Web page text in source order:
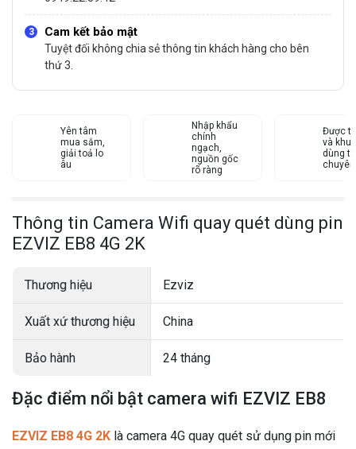
Cam kết bảo mật
Tuyệt đối không chia sẻ thông tin khách hàng cho bên
thứ 3.
Yên tâm
mua sắm,
giải toả lo
âu
Nhập khẩu
chính
ngạch,
nguồn gốc
rõ ràng
Được
và
dùng từ
Thông tin Camera Wifi quay quét dùng pin
EZVIZ EB8 4G 2K
Thương hiệu Ezviz
Xuất xứ thương hiệu China
Bảo hành 24 tháng
Đặc điểm nổi bật camera wifi EZVIZ EB8
EZVIZ EB8 4G 2K là camera 4G quay quét sử dụng pin mới